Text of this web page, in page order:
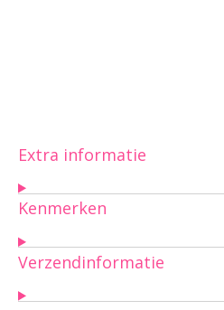
Extra informatie
Kenmerken
Verzendinformatie